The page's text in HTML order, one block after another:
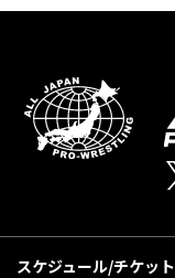
スケジュール/チケット